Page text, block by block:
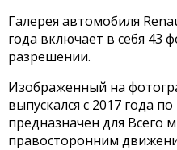
Галерея автомобиля
года включает в себя 43
разрешении.
Изображенный на
выпускался с 2017 года
предназначен для Всего
правосторонним